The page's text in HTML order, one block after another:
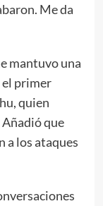
Me da
mantuvo una
el primer
quien
que
a los ataques